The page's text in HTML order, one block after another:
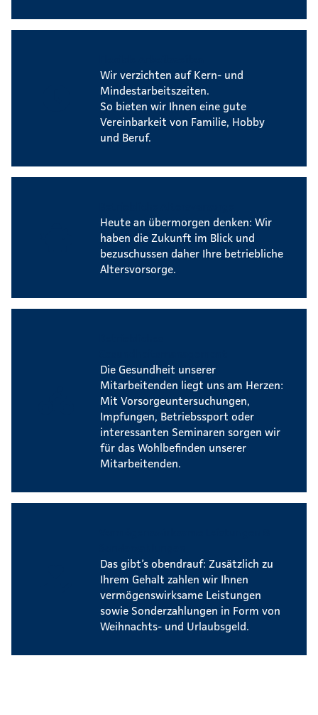
Wir verzichten auf Kern- und
Mindestarbeitszeiten.
So bieten wir Ihnen eine gute
Vereinbarkeit von Familie, Hobby
und Beruf.
Heute an übermorgen denken: Wir
haben die Zukunft im Blick und
bezuschussen daher Ihre betriebliche
Altersvorsorge.
Die Gesundheit unserer
Mitarbeitenden liegt uns am Herzen:
Mit Vorsorgeuntersuchungen,
Impfungen, Betriebssport oder
interessanten Seminaren sorgen wir
für das Wohlbefinden unserer
Mitarbeitenden.
Das gibt’s obendrauf: Zusätzlich zu
Ihrem Gehalt zahlen wir Ihnen
vermögenswirksame Leistungen
sowie Sonderzahlungen in Form von
Weihnachts- und Urlaubsgeld.